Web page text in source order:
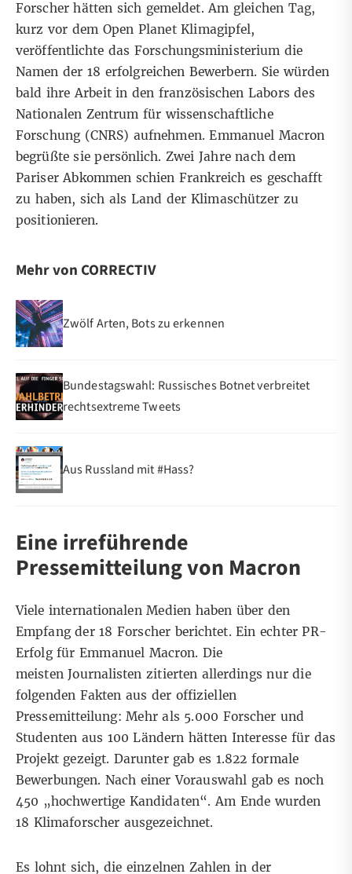
Forscher hätten sich gemeldet. Am gleichen Tag,
kurz vor dem Open Planet Klimagipfel,
veröffentlichte das Forschungsministerium die
Namen der 18 erfolgreichen Bewerbern. Sie würden
bald ihre Arbeit in den französischen Labors des
Nationalen Zentrum für wissenschaftliche
Forschung (CNRS) aufnehmen. Emmanuel Macron
begrüßte sie persönlich. Zwei Jahre nach dem
Pariser Abkommen schien Frankreich es geschafft
zu haben, sich als Land der Klimaschützer zu
positionieren.
Mehr von CORRECTIV
Zwölf Arten, Bots zu erkennen
Bundestagswahl: Russisches Botnet verbreitet
rechtsextreme Tweets
Aus Russland mit #Hass?
Eine irreführende
Pressemitteilung von Macron
Viele internationalen Medien haben über den
Empfang der 18 Forscher berichtet. Ein echter PR-
Erfolg für Emmanuel Macron. Die
meisten Journalisten zitierten allerdings nur die
folgenden Fakten aus der offiziellen
Pressemitteilung: Mehr als 5.000 Forscher und
Studenten aus 100 Ländern hätten Interesse für das
Projekt gezeigt. Darunter gab es 1.822 formale
Bewerbungen. Nach einer Vorauswahl gab es noch
450 „hochwertige Kandidaten“. Am Ende wurden
18 Klimaforscher ausgezeichnet.
Es lohnt sich, die einzelnen Zahlen in der